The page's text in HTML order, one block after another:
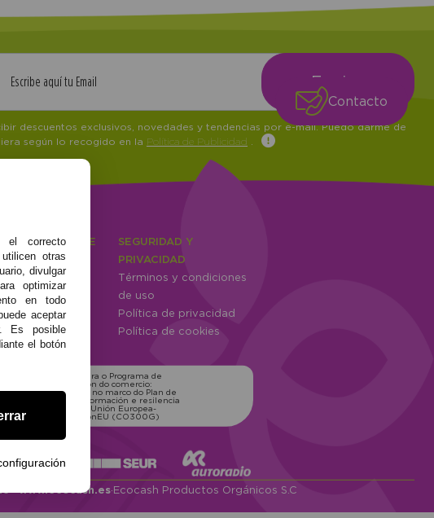
descuentos exclusivos, novedades y tendencias por e-mail. Puedo darme de
según lo recogido en la Política de Publicidad
AL CLIENTE
y devoluciones
de pago
Frecuentes
SEGURIDAD Y
PRIVACIDAD
Términos y condiciones
de uso
Política de privacidad
Política de cookies
Subvencións para o Programa de
modernización do comercio:
Fondo Tecnolóxico, no marco do Plan de
recuperación, transformación e resilencia
finaciado pola Unión Europea-
NextGenerationEU (CO300G)
www.ecocash.es·Ecocash Productos Orgánicos S.C
Contacto
el correcto
otras
divulgar
optimizar
en todo
aceptar
Es posible
el botón